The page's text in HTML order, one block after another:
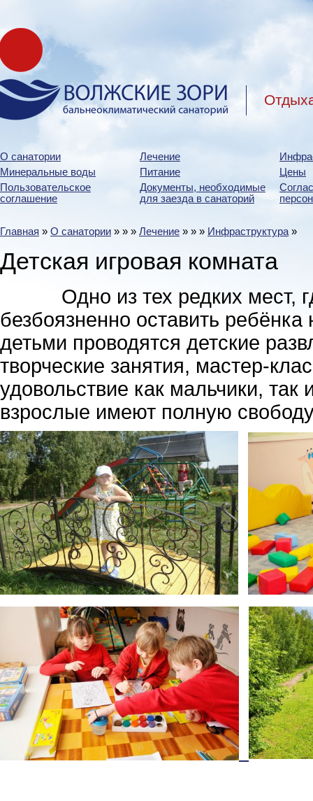
О санатории Лечение
Минеральные воды
Питание
Цены
Пользовательское
соглашение
Документы, необходимые
для заезда в санаторий
Главная » О санатории » » » Лечение » » » Инфраструктура »
Детская игровая комната
Одно из тех редких мест,
безбоязненно оставить
детьми проводятся детские
творческие занятия, мастер-
удовольствие как мальчики, так
взрослые имеют полную